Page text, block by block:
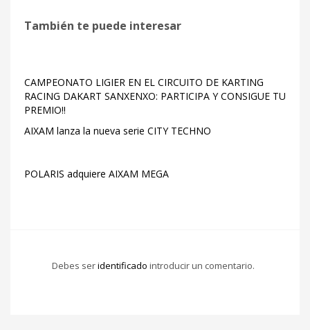
También te puede interesar
CAMPEONATO LIGIER EN EL CIRCUITO DE KARTING
RACING DAKART SANXENXO: PARTICIPA Y CONSIGUE TU
PREMIO!!
AIXAM lanza la nueva serie CITY TECHNO
POLARIS adquiere AIXAM MEGA
Debes seridentificado introducir un comentario.